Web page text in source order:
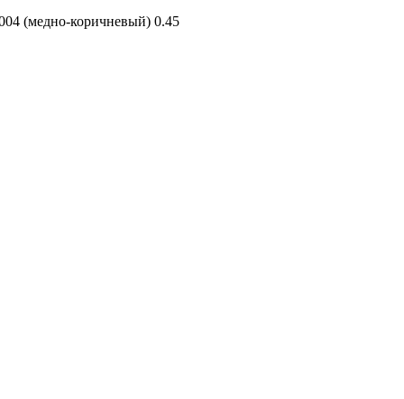
(медно-коричневый) 0.45